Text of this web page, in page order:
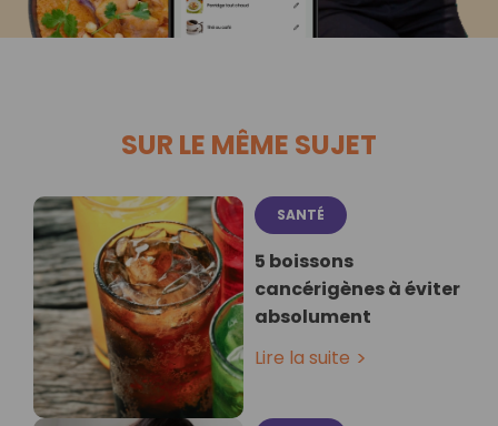
SUR LE MÊME SUJET
SANTÉ
5 boissons
cancérigènes à éviter
absolument
Lire la suite